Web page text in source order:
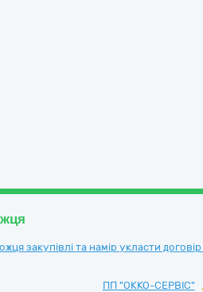
закупівлі та намір укласти
ПП "ОККО-СЕРВІС"